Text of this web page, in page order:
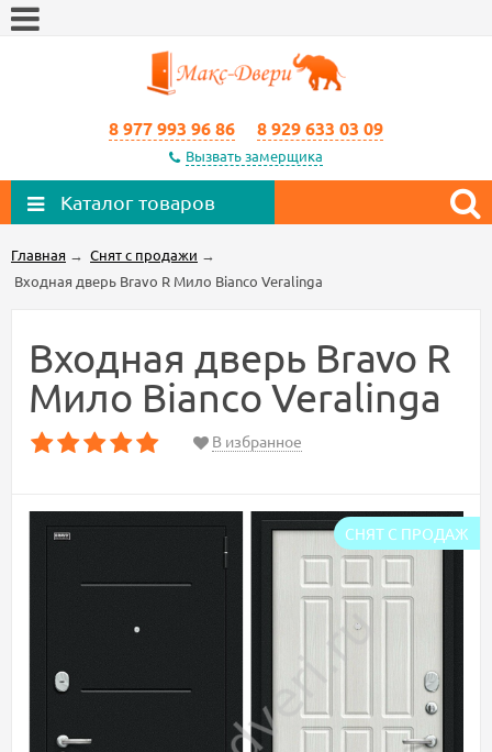
8 977 993 96 86 8 929 633 03 09
Вызвать замерщика
Каталог товаров
Главная → Снят с продажи →
Входная дверь Bravo R Мило Bianco Veralinga
Входная дверь Bravo R
Мило Bianco Veralinga
В избранное
СНЯТ С ПРОДАЖ